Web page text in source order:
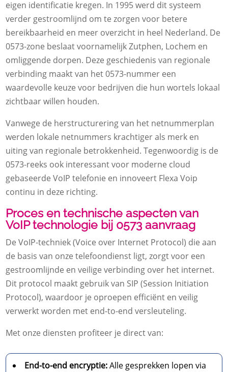
eigen identificatie kregen. In 1995 werd dit systeem
verder gestroomlijnd om te zorgen voor betere
bereikbaarheid en meer overzicht in heel Nederland. De
0573-zone beslaat voornamelijk Zutphen, Lochem en
omliggende dorpen. Deze geschiedenis van regionale
verbinding maakt van het 0573-nummer een
waardevolle keuze voor bedrijven die hun wortels lokaal
zichtbaar willen houden.
Vanwege de herstructurering van het netnummerplan
werden lokale netnummers krachtiger als merk en
uiting van regionale betrokkenheid. Tegenwoordig is de
0573-reeks ook interessant voor moderne cloud
gebaseerde VoIP telefonie en innoveert Flexa Voip
continu in deze richting.
Proces en technische aspecten van
VoIP technologie bij 0573 aanvraag
De VoIP-techniek (Voice over Internet Protocol) die aan
de basis van onze telefoondienst ligt, zorgt voor een
gestroomlijnde en veilige verbinding over het internet.
Dit protocol maakt gebruik van SIP (Session Initiation
Protocol), waardoor je oproepen efficiënt en veilig
verwerkt worden met end-to-end versleuteling.
Met onze diensten profiteer je direct van:
End-to-end encryptie:Alle gesprekken lopen via